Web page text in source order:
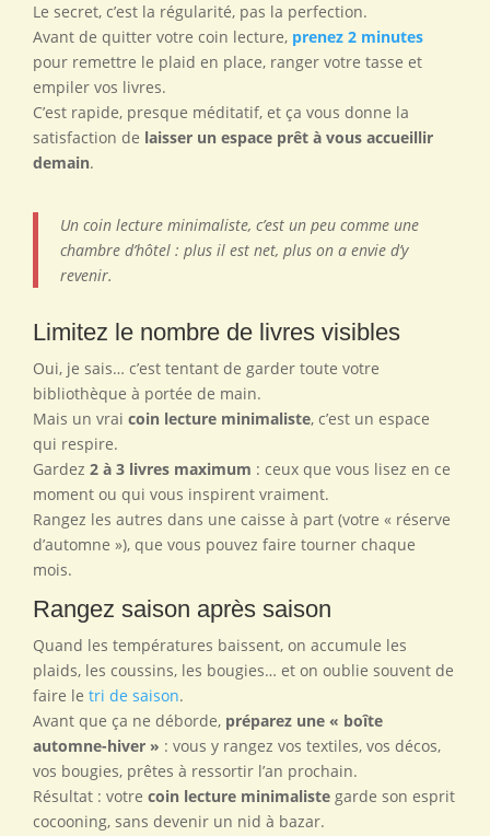
Le secret, c’est la régularité, pas la perfection.
Avant de quitter votre coin lecture, prenez 2 minutes
pour remettre le plaid en place, ranger votre tasse et
empiler vos livres.
C’est rapide, presque méditatif, et ça vous donne la
satisfaction de laisser un espace prêt à vous accueillir
demain.
Un coin lecture minimaliste, c’est un peu comme une
chambre d’hôtel : plus il est net, plus on a envie d’y
revenir.
Limitez le nombre de livres visibles
Oui, je sais… c’est tentant de garder toute votre
bibliothèque à portée de main.
Mais un vrai coin lecture minimaliste, c’est un espace
qui respire.
Gardez 2 à 3 livres maximum : ceux que vous lisez en ce
moment ou qui vous inspirent vraiment.
Rangez les autres dans une caisse à part (votre « réserve
d’automne »), que vous pouvez faire tourner chaque
mois.
Rangez saison après saison
Quand les températures baissent, on accumule les
plaids, les coussins, les bougies… et on oublie souvent de
faire le tri de saison.
Avant que ça ne déborde, préparez une « boîte
automne-hiver » : vous y rangez vos textiles, vos décos,
vos bougies, prêtes à ressortir l’an prochain.
Résultat : votre coin lecture minimaliste garde son esprit
cocooning, sans devenir un nid à bazar.